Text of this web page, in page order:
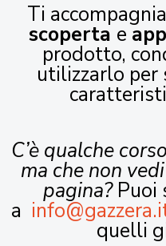
Ti
scoperta e
prodotto,
utilizzarlo per
C’è qualche
ma che non
pagina?Puoi
a
quelli